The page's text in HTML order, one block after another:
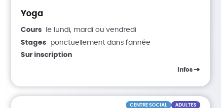
Yoga
Cours
le lundi, mardi ou vendredi
Stages
ponctuellement dans l'année
Sur inscription
Infos
CENTRE SOCIAL ADULTES